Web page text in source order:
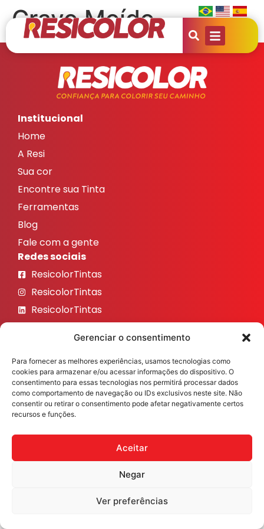
Gerenciar o consentimento
Para fornecer as melhores experiências, usamos tecnologias como
cookies para armazenar e/ou acessar informações do dispositivo. O
consentimento para essas tecnologias nos permitirá processar dados
como comportamento de navegação ou IDs exclusivos neste site. Não
consentir ou retirar o consentimento pode afetar negativamente certos
recursos e funções.
Aceitar
Negar
Ver preferências
Cravo Moído
Institucional
Home
A Resi
Sua cor
Encontre sua Tinta
Ferramentas
Blog
Fale com a gente
Redes sociais
ResicolorTintas
ResicolorTintas
ResicolorTintas
ResicolorTintas
ResicolorTintas
Veja nosso Instagram
Desenvolvido porFast Digital 360